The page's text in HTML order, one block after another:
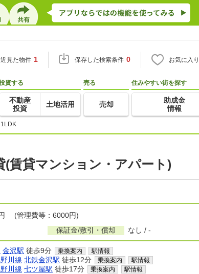
見た物件 1 保存した検索条件 0 お気に入り
資する
不動産
投資
土地活用
売る
売却
住みやすい街を探す
助成金
情報
(賃貸マンション・アパート)
(管理費等：6000円)
保証金/敷引・償却 なし / -
金沢駅 徒歩9分 乗換案内 駅情報
川線 北鉄金沢駅 徒歩12分 乗換案内 駅情報
川線 七ツ屋駅 徒歩17分 乗換案内 駅情報